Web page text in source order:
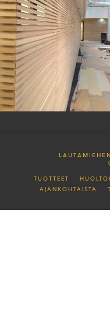
TUOTTEET
AJANKOHTAISTA